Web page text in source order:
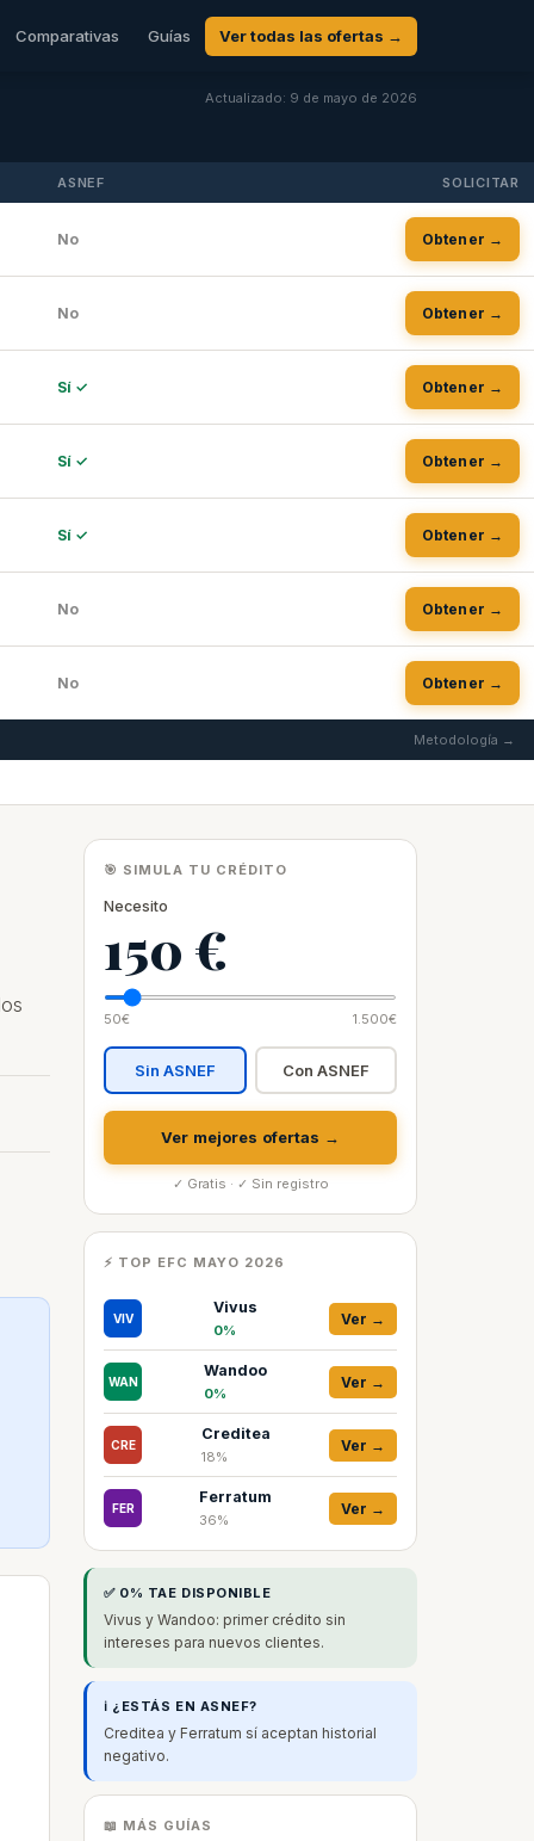
Comparativas Guías Ver todas las ofertas →
Actualizado: 9 de mayo de 2026
ASNEF SOLICITAR
No Obtener →
No Obtener →
Sí ✓ Obtener →
Sí ✓ Obtener →
Sí ✓ Obtener →
No Obtener →
No Obtener →
Metodología →
🎯 SIMULA TU CRÉDITO
Necesito
150 €
50€ 1.500€
Sin ASNEF Con ASNEF
Ver mejores ofertas →
✓ Gratis · ✓ Sin registro
⚡ TOP EFC MAYO 2026
VIV
Vivus
0%
Ver →
WAN
Wandoo
0%
Ver →
CRE
Creditea
18%
Ver →
FER
Ferratum
36%
Ver →
✅ 0% TAE DISPONIBLE
Vivus y Wandoo: primer crédito sin
intereses para nuevos clientes.
ℹ️ ¿ESTÁS EN ASNEF?
Creditea y Ferratum sí aceptan historial
negativo.
📖 MÁS GUÍAS